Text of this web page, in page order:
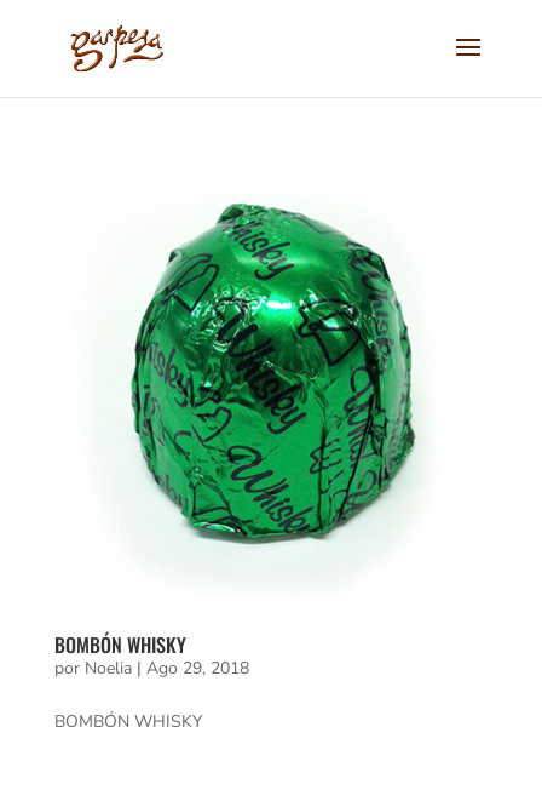
BOMBÓN WHISKY
por Noelia| Ago 29, 2018
BOMBÓN WHISKY